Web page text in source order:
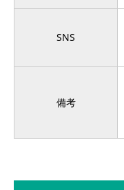
SNS
備考